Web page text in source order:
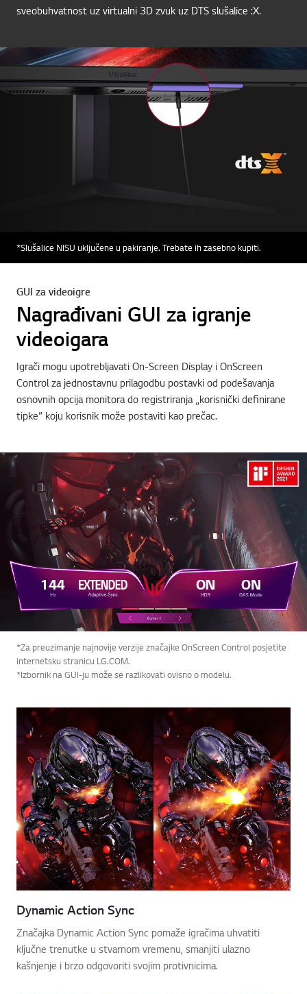
sveobuhvatnost uz virtualni 3D zvuk uz DTS slušalice :X.
*Slušalice NISU uključene u pakiranje. Trebate ih zasebno kupiti.
GUI za videoigre
Nagrađivani GUI za igranje
videoigara
Igrači mogu upotrebljavati On-Screen Display i OnScreen
Control za jednostavnu prilagodbu postavki od podešavanja
osnovnih opcija monitora do registriranja „korisnički definirane
tipke” koju korisnik može postaviti kao prečac.
*Za preuzimanje najnovije verzije značajke OnScreen Control posjetite
internetsku stranicu LG.COM.
*Izbornik na GUI-ju može se razlikovati ovisno o modelu.
Dynamic Action Sync
Značajka Dynamic Action Sync pomaže igračima uhvatiti
ključne trenutke u stvarnom vremenu, smanjiti ulazno
kašnjenje i brzo odgovoriti svojim protivnicima.